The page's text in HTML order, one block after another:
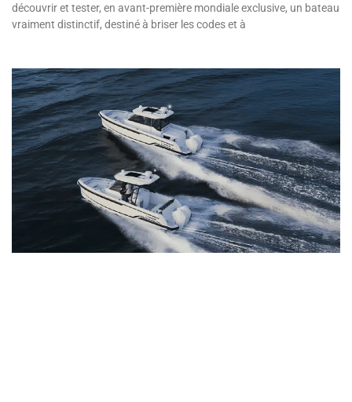
découvrir et tester, en avant-première mondiale exclusive, un bateau
vraiment distinctif, destiné à briser les codes et à